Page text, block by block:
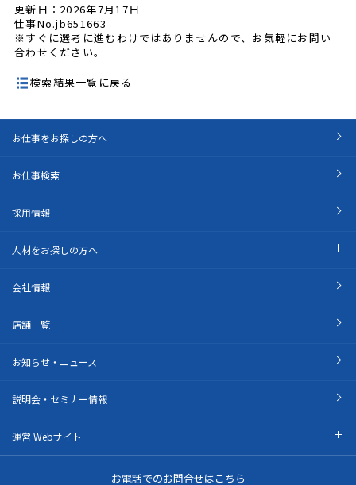
更新日：2026年7月17日
仕事No.jb651663
※すぐに選考に進むわけではありませんので、お気軽にお問い
合わせください。
検索結果一覧に戻る
お仕事をお探しの方へ
お仕事検索
採用情報
人材をお探しの方へ
会社情報
店舗一覧
お知らせ・ニュース
説明会・セミナー情報
運営 Webサイト
お電話でのお問合せはこちら